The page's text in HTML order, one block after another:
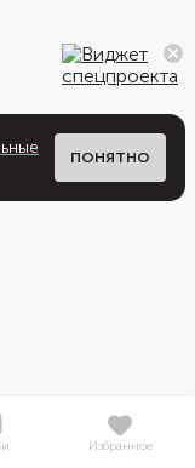
ПОНЯТНО
Избранное